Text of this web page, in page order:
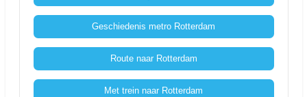
Geschiedenis metro Rotterdam
Route naar Rotterdam
Met trein naar Rotterdam